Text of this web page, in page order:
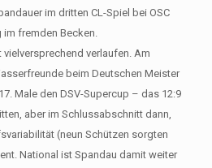
im dritten CL-Spiel bei OSC
im fremden Becken.
verlaufen. Am
beim Deutschen Meister
Male den DSV-Supercup – das 12:9
aber im Schlussabschnitt dann,
(neun Schützen sorgten
National ist Spandau damit weiter